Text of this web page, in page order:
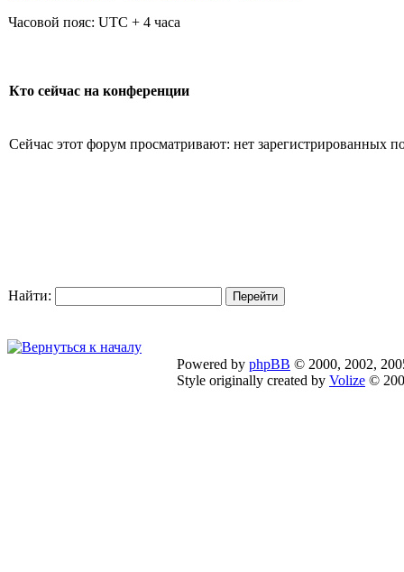
Часовой пояс: UTC + 4 часа
Кто сейчас на конференции
Сейчас этот форум просматривают: нет зарегистрированных
Найти:
Powered by phpBB © 2000, 2002,
Style originally created by Volize ©